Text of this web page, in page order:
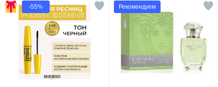
-55% Рекомендуем